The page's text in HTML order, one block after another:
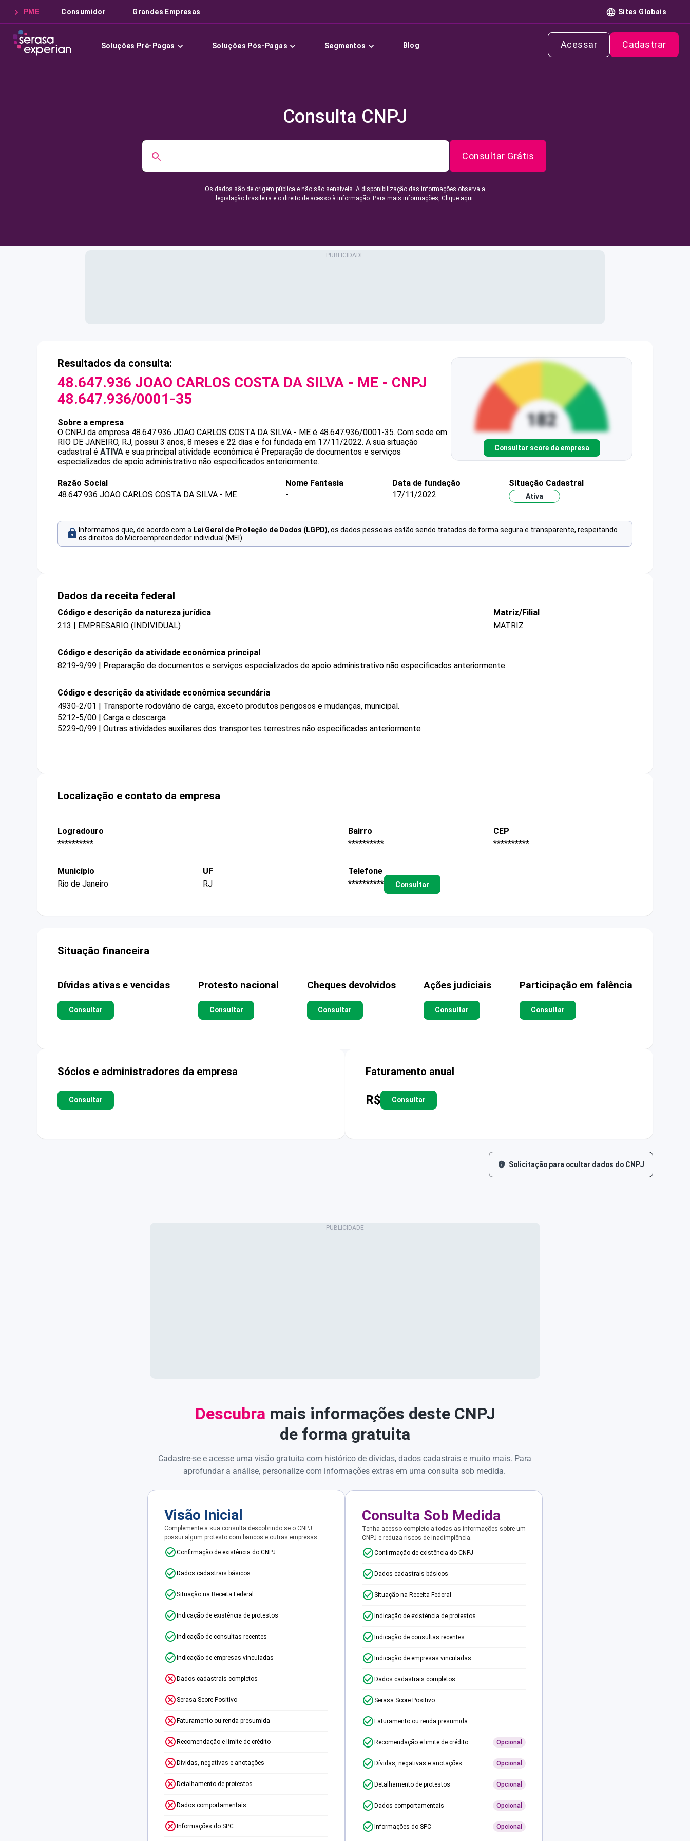
PME Consumidor Grandes Empresas Sites Globais
Soluções Pré-Pagas Soluções Pós-Pagas Segmentos Blog Acessar Cadastrar
Consulta CNPJ
Consultar Grátis
Os dados são de origem pública e não são sensíveis. A disponibilização das informações observa a
legislação brasileira e o direito de acesso à informação. Para mais informações, Clique aqui.
Resultados da consulta:
48.647.936 JOAO CARLOS COSTA DA SILVA - ME - CNPJ
48.647.936/0001-35
Sobre a empresa
O CNPJ da empresa 48.647.936 JOAO CARLOS COSTA DA SILVA - ME é 48.647.936/0001-35. Com sede em
RIO DE JANEIRO, RJ, possui 3 anos, 8 meses e 22 dias e foi fundada em 17/11/2022. A sua situação
cadastral é ATIVA e sua principal atividade econômica é Preparação de documentos e serviços
especializados de apoio administrativo não especificados anteriormente.
Consultar score da empresa
Razão Social
48.647.936 JOAO CARLOS COSTA DA SILVA - ME
Nome Fantasia
-
Data de fundação
17/11/2022
Situação Cadastral
Ativa
Informamos que, de acordo com a Lei Geral de Proteção de Dados (LGPD), os dados pessoais estão sendo tratados de forma segura e transparente, respeitando
os direitos do Microempreendedor individual (MEI).
Dados da receita federal
Código e descrição da natureza jurídica
213 | EMPRESARIO (INDIVIDUAL)
Matriz/Filial
MATRIZ
Código e descrição da atividade econômica principal
8219-9/99 | Preparação de documentos e serviços especializados de apoio administrativo não especificados anteriormente
Código e descrição da atividade econômica secundária
4930-2/01 | Transporte rodoviário de carga, exceto produtos perigosos e mudanças, municipal.
5212-5/00 | Carga e descarga
5229-0/99 | Outras atividades auxiliares dos transportes terrestres não especificadas anteriormente
Localização e contato da empresa
Logradouro
**********
Bairro
**********
CEP
**********
Município
Rio de Janeiro
UF
RJ
Telefone
**********
Consultar
Situação financeira
Dívidas ativas e vencidas
Consultar
Protesto nacional
Consultar
Cheques devolvidos
Consultar
Ações judiciais
Consultar
Participação em falência
Consultar
Sócios e administradores da empresa
Consultar
Faturamento anual
R$ Consultar
Solicitação para ocultar dados do CNPJ
Descubra mais informações deste CNPJ
de forma gratuita
Cadastre-se e acesse uma visão gratuita com histórico de dívidas, dados cadastrais e muito mais. Para
aprofundar a análise, personalize com informações extras em uma consulta sob medida.
Visão Inicial
Complemente a sua consulta descobrindo se o CNPJ
possui algum protesto com bancos e outras empresas.
Confirmação de existência do CNPJ
Dados cadastrais básicos
Situação na Receita Federal
Indicação de existência de protestos
Indicação de consultas recentes
Indicação de empresas vinculadas
Dados cadastrais completos
Serasa Score Positivo
Faturamento ou renda presumida
Recomendação e limite de crédito
Dívidas, negativas e anotações
Detalhamento de protestos
Dados comportamentais
Informações do SPC
Consulta Sob Medida
Tenha acesso completo a todas as informações sobre um
CNPJ e reduza riscos de inadimplência.
Confirmação de existência do CNPJ
Dados cadastrais básicos
Situação na Receita Federal
Indicação de existência de protestos
Indicação de consultas recentes
Indicação de empresas vinculadas
Dados cadastrais completos
Serasa Score Positivo
Faturamento ou renda presumida
Recomendação e limite de crédito Opcional
Dívidas, negativas e anotações Opcional
Detalhamento de protestos Opcional
Dados comportamentais Opcional
Informações do SPC Opcional